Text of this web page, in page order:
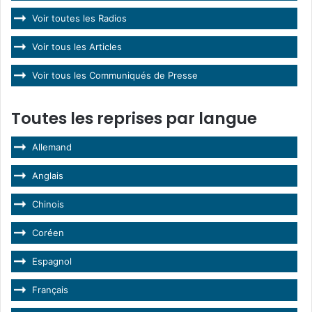
Voir toutes les Radios
Voir tous les Articles
Voir tous les Communiqués de Presse
Toutes les reprises par langue
Allemand
Anglais
Chinois
Coréen
Espagnol
Français